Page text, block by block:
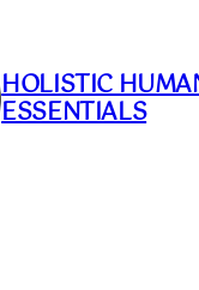
HOLISTIC
ESSENTIALS